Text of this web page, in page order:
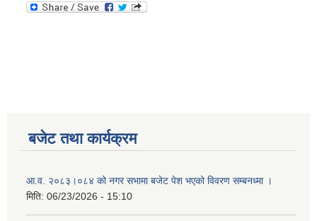
बजेट तथा कार्यक्रम
आ.व. २०८३।०८४ को नगर सभामा बजेट पेश भएको विवरण सम्बनध्मा ।
मिति: 06/23/2026 - 15:10